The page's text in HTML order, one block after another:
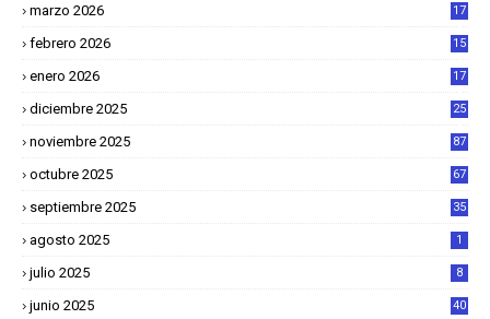
marzo 2026
17
febrero 2026
15
enero 2026
17
diciembre 2025
25
noviembre 2025 87
octubre 2025 67
septiembre 2025 35
agosto 2025 1
julio 2025 8
junio 2025 40